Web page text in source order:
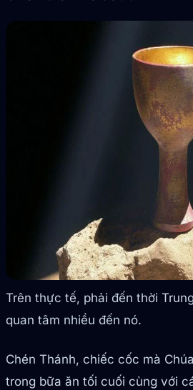
Trên thực tế, phải đến thời
quan tâm nhiều đến nó.
Chén Thánh, chiếc cốc mà
trong bữa ăn tối cuối cùng với